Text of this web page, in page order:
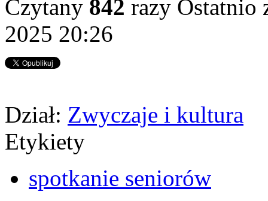
Czytany 842 razy Ostatnio
2025 20:26
Dział: Zwyczaje i kultura
Etykiety
spotkanie seniorów